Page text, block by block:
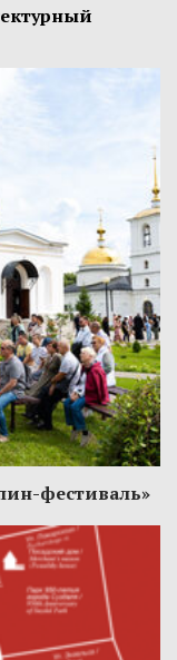
фестиваль»